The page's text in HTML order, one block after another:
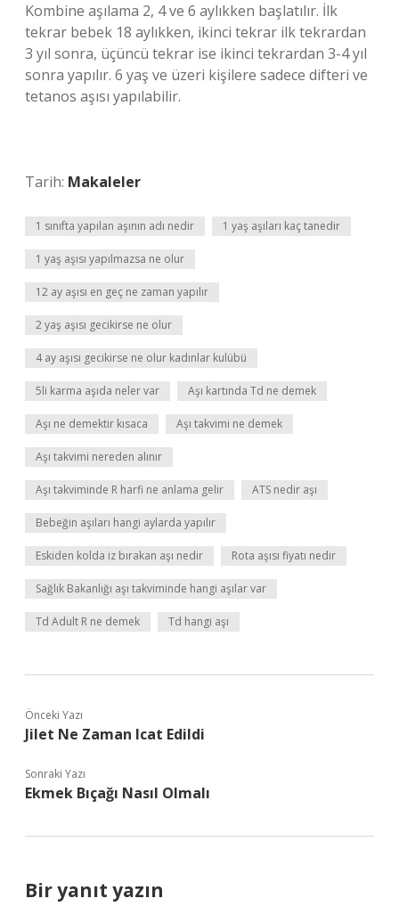
Kombine aşılama 2, 4 ve 6 aylıkken başlatılır. İlk
tekrar bebek 18 aylıkken, ikinci tekrar ilk tekrardan
3 yıl sonra, üçüncü tekrar ise ikinci tekrardan 3-4 yıl
sonra yapılır. 6 yaş ve üzeri kişilere sadece difteri ve
tetanos aşısı yapılabilir.
Tarih: Makaleler
1 sınıfta yapılan aşının adı nedir 1 yaş aşıları kaç tanedir
1 yaş aşısı yapılmazsa ne olur
12 ay aşısı en geç ne zaman yapılır
2 yaş aşısı gecikirse ne olur
4 ay aşısı gecikirse ne olur kadınlar kulübü
5li karma aşıda neler var Aşı kartında Td ne demek
Aşı ne demektir kısaca Aşı takvimi ne demek
Aşı takvimi nereden alınır
Aşı takviminde R harfi ne anlama gelir ATS nedir aşı
Bebeğin aşıları hangi aylarda yapılır
Eskiden kolda iz bırakan aşı nedir Rota aşısı fiyatı nedir
Sağlık Bakanlığı aşı takviminde hangi aşılar var
Td Adult R ne demek Td hangi aşı
Önceki Yazı
Jilet Ne Zaman Icat Edildi
Sonraki Yazı
Ekmek Bıçağı Nasıl Olmalı
Bir yanıt yazın